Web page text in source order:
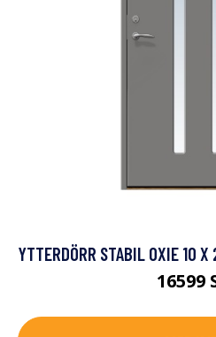
YTTERDÖRR STABIL OXIE 10 X
16599